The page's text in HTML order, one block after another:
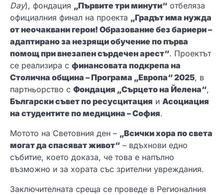
Day), фондация „Първите три минути“ отбеляза
официалния финал на проекта „Градът има нужда
от неочаквани герои! Образование без бариери –
адаптирано за незрящи обучение по първа
помощ при внезапен сърдечен арест“. Проектът
се реализира с финансовата подкрепа на
Столична община – Програма „Европа“ 2025, в
партньорство с Фондация „Сърцето на Йелена“,
Български съвет по ресусцитация и Асоциация
на студентите по медицина – София.
Мотото на Световния ден – „Всички хора по света
могат да спасяват живот“ – вдъхнови едно
събитие, което доказа, че това е напълно
възможно и за хората със зрителни увреждания.
Заключителната среща се проведе в Регионалния